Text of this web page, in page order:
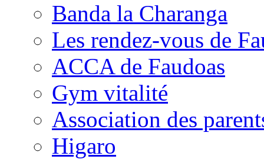
Banda la Charanga
Les rendez-vous de
ACCA de Faudoas
Gym vitalité
Association des
Higaro